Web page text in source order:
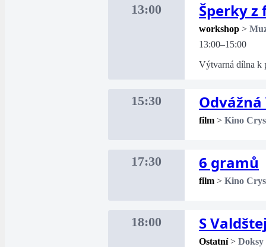
13:00 Šperky
workshop >
13:00–15:00
Výtvarná dílna k
15:30
film > Kino
17:30 6 gramů
film > Kino
18:00 S
Ostatní > Doksy